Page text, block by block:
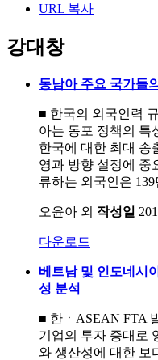
URL 복사
강대창
동남아 주요 국가들
■ 한국의 외국인력
아는 동포 정책의 특
한국에 대한 최대 송
영과 방향 설정에 중
류하는 외국인은 139
오윤아 외 작성일
다운로드
베트남 및 인도네시
성 분석
■ 한ㆍASEAN FTA
기업의 투자 증대로
와 생산성에 대한 보